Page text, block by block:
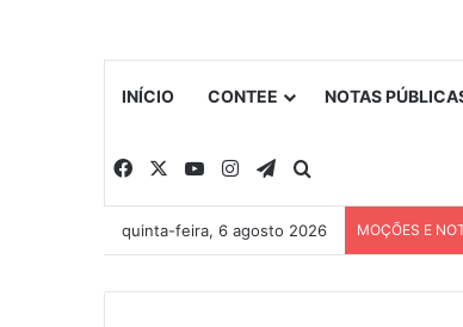
INÍCIO CONTEE NOTAS
Facebook YouTubeInstagramTelegram
quinta-feira, 6 agosto 2026 MOÇÕES E